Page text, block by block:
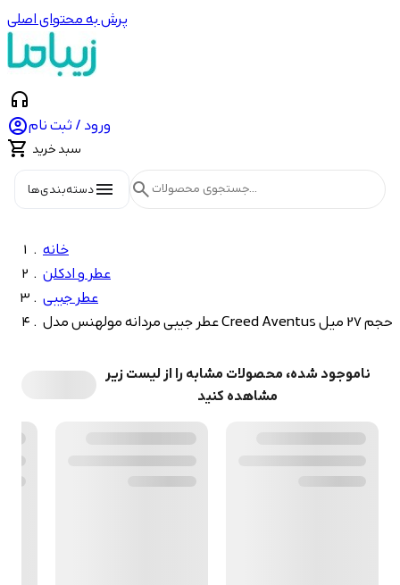
پرش به محتوای اصلی
headphones
ورود / ثبت نام
 سبد خرید
menuدسته‌بندی‌ها search
خانه
عطر و ادکلن
عطر جیبی
عطر جیبی مردانه مولهنس مدل Creed Aventus حجم 27 میل
ناموجود شده، محصولات مشابه را از لیست زیر
مشاهده کنید